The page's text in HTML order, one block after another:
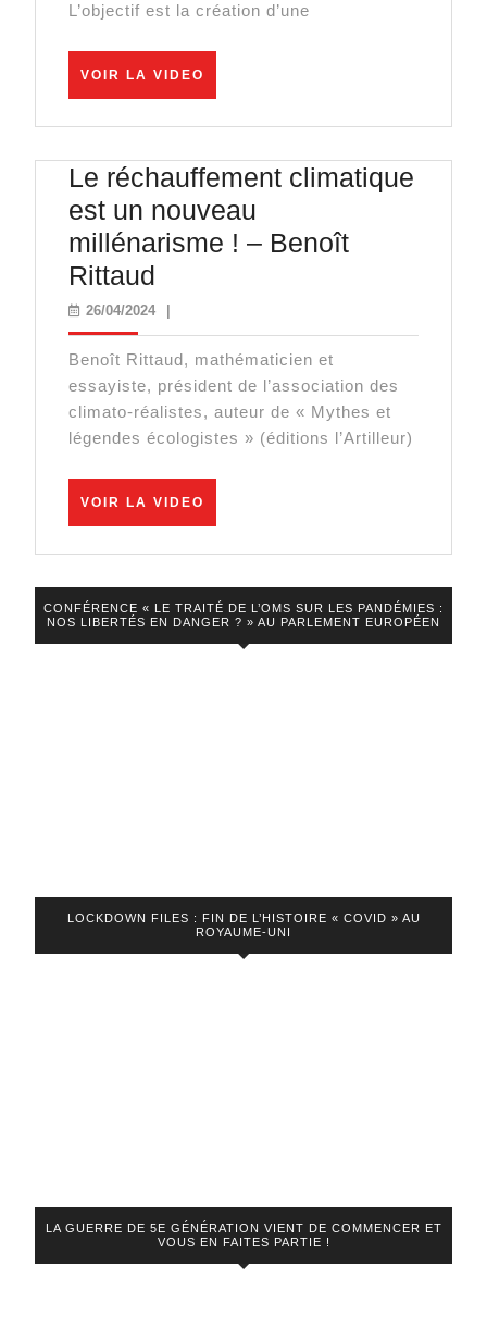
Carte
D’Identité
Numérique
L’objectif est la création d’une
VOIR LA VIDEO
Le réchauffement climatique
est un nouveau
millénarisme ! – Benoît
Rittaud
réchauffement
climatique
est
un
nouveau
!
–
Rittaud
26/04/202426/04/2024
Benoît Rittaud, mathématicien et
essayiste, président de l’association des
climato-réalistes, auteur de « Mythes et
légendes écologistes » (éditions l’Artilleur)
VOIR LA VIDEO
CONFÉRENCE « LE TRAITÉ DE L’OMS SUR LES PANDÉMIES :
NOS LIBERTÉS EN DANGER ? » AU PARLEMENT EUROPÉEN
LOCKDOWN FILES : FIN DE L’HISTOIRE « COVID » AU
ROYAUME-UNI
LA GUERRE DE 5E GÉNÉRATION VIENT DE COMMENCER ET
VOUS EN FAITES PARTIE !